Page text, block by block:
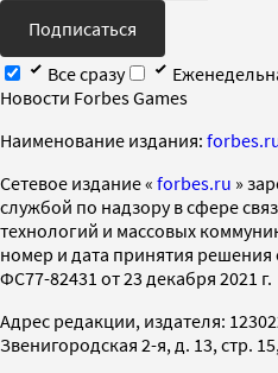
Подписаться
Все сразу
Новости Forbes Games
Наименование издания:
Cетевое издание « forbes.ru »
службой по надзору в сфере
технологий и массовых
номер и дата принятия
ФС77-82431 от 23 декабря 2021 г.
Адрес редакции, издателя:
Звенигородская 2-я, д. 13, стр.